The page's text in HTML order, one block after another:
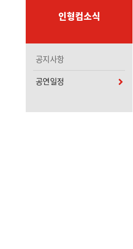
인형컴소식
공지사항
공연일정